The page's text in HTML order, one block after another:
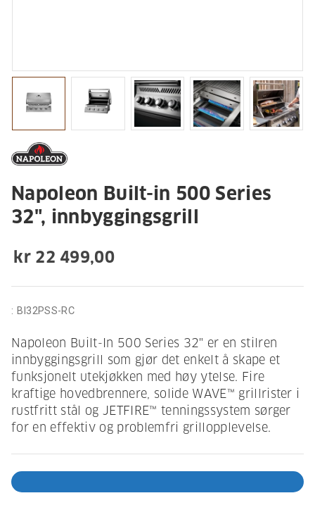
Napoleon Built-in 500 Series
32", innbyggingsgrill
kr 22 499,00
: BI32PSS-RC
Napoleon Built-In 500 Series 32" er en stilren
innbyggingsgrill som gjør det enkelt å skape et
funksjonelt utekjøkken med høy ytelse. Fire
kraftige hovedbrennere, solide WAVE™ grillrister i
rustfritt stål og JETFIRE™ tenningssystem sørger
for en effektiv og problemfri grillopplevelse.